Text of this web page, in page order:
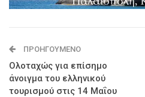
ΠΡΟΗΓΟΎΜΕΝΟ
Ολοταχώς για επίσημο
άνοιγμα του ελληνικού
τουρισμού στις 14 Μαΐου